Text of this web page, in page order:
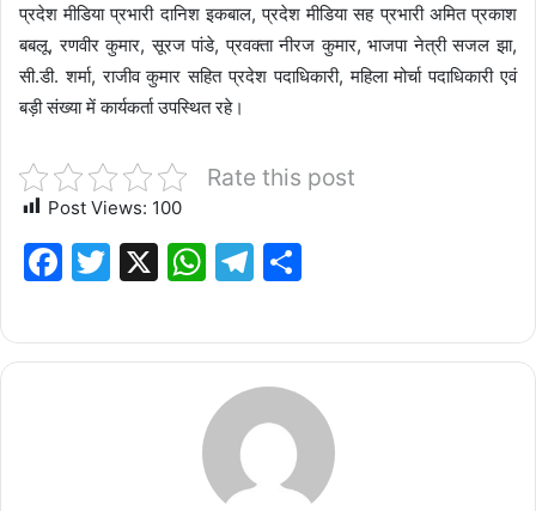
प्रदेश मीडिया प्रभारी दानिश इकबाल, प्रदेश मीडिया सह प्रभारी अमित प्रकाश
बबलू, रणवीर कुमार, सूरज पांडे, प्रवक्ता नीरज कुमार, भाजपा नेत्री सजल झा,
सी.डी. शर्मा, राजीव कुमार सहित प्रदेश पदाधिकारी, महिला मोर्चा पदाधिकारी एवं
बड़ी संख्या में कार्यकर्ता उपस्थित रहे।
Rate this post
Post Views: 100
F
c
e
T
it
te
X
W
at
s
A
p
T
e
g
ra
ar
e